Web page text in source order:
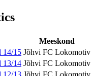
Meeskond
14/15 Jõhvi FC Lokomotiv
13/14 Jõhvi FC Lokomotiv